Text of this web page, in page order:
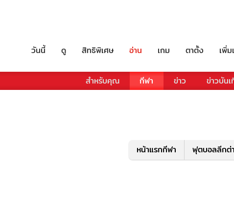
วันนี้ ดู สิทธิพิเศษ อ่าน เกม ตาตั้ง เพิ่
สำหรับคุณ กีฬา ข่าว ข่าวบัน
หน้าแรกกีฬา ฟุตบอลลีกต่